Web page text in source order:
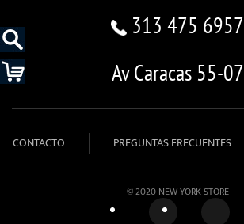
313 475 6957
Av Caracas 55-07
CONTACTO PREGUNTAS FRECUENTES
© 2020 NEW YORK STORE